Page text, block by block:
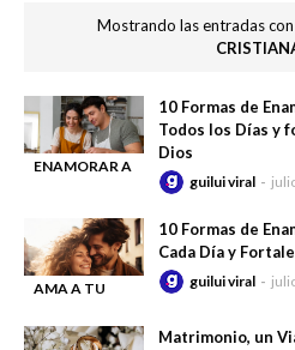
Mostrando las entradas
ENAMORAR A
CRISTIANO
10 Formas de
Todos los Días y
Dios
guilui viral
AMA A TU
10 Formas de
Cada Día y
guilui viral
Matrimonio, un